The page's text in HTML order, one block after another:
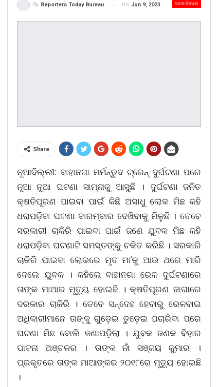
ଦେଶ ବିଦେଶ
By Reporters Today Bureau On Jun 9, 2023
Share
ନୂଆଦିଲ୍ଲୀ: ବାହାନଗା ମର୍ମନ୍ତୁଦ ଟ୍ରେନ୍ ଦୁର୍ଘଟଣା ପରେ
ନୂଆ ନୂଆ ଘଟଣା ସାମ୍ନାକୁ ଆସୁଛି । ଦୁର୍ଘଟଣା ଜନିତ
କ୍ଷତିପୂରଣ ପାଇବା ପାଇଁ କିଛି ଅସାଧୁ ଲୋକ ମିଛ କହି
ଧରାପଡ଼ିବା ଘଟଣା ବାରମ୍ବାର ଦେଖିବାକୁ ମିଳୁଛି । ତେବେ
ସରକାରୀ ଚାକିରି ପାଇବା ପାଇଁ ଜଣେ ଯୁବକ ମିଛ କହି
ଧରାପଡ଼ିବା ଘଟଣାଟି ସମସ୍ତଙ୍କୁ ଚକିତ କରିଛି । ସରକାରି
ଚାକିରି ପାଇବା ଲୋଭରେ ମୃତ ମା’କୁ ଆଉ ଥରେ ମାରି
ଦେଲେ ଯୁବକ । କହିଲେ ବାହାନଗା ରେଳ ଦୁର୍ଘଟଣାରେ
ତାଙ୍କ ମାଆର ମୃତ୍ୟୁ ହୋଇଛି । କ୍ଷତିପୂରଣ ଜାଗାରେ
ଦରକାର ଚାକିରି । ତେବେ ସନ୍ଦେହ ହେବାରୁ ରେଳବାଇ
ଅଧିକାରୀମାନେ ତାଙ୍କୁ ଗୁଡ଼େଇ ତୁଡ଼େଇ ପଚାରିବା ପରେ
ଘଟଣା ମିଛ ବୋଲି ଜଣାପଡ଼ିଲା । ଯୁବକ ଜଣକ ବିହାର
ପାଟନା ଅଞ୍ଚଳର । ତାଙ୍କ ନାଁ ସଞ୍ଜୟ କୁମାର ।
ପ୍ରକୃତରେ ତାଙ୍କ ମାଆଙ୍କର ୨୦୧୮ରେ ମୃତ୍ୟୁ ହୋଇଛି
।